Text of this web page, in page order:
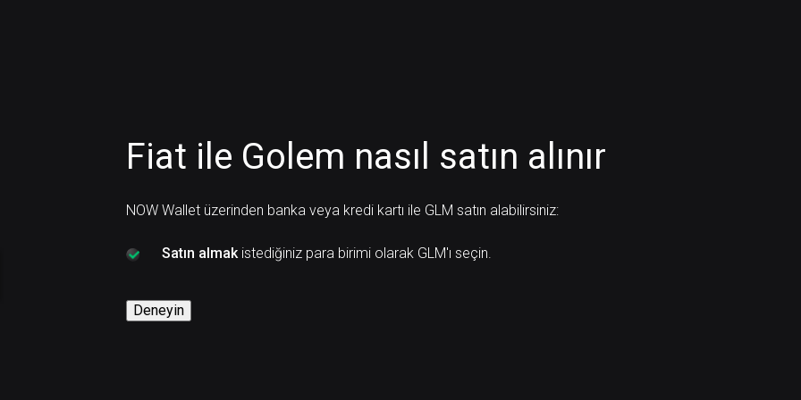
Fiat ile Golem nasıl satın alınır
NOW Wallet üzerinden banka veya kredi kartı ile GLM satın alabilirsiniz:
Satın almakistediğiniz para birimi olarak GLM'ı seçin.
Deneyin